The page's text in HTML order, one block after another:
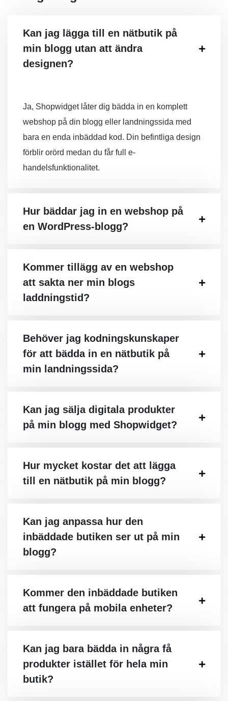
Kan jag lägga till en nätbutik på
min blogg utan att ändra
designen?
Ja, Shopwidget låter dig bädda in en komplett
webshop på din blogg eller landningssida med
bara en enda inbäddad kod. Din befintliga design
förblir orörd medan du får full e-
handelsfunktionalitet.
Hur bäddar jag in en webshop på
en WordPress-blogg?
Kommer tillägg av en webshop
att sakta ner min blogs
laddningstid?
Behöver jag kodningskunskaper
för att bädda in en nätbutik på
min landningssida?
Kan jag sälja digitala produkter
på min blogg med Shopwidget?
Hur mycket kostar det att lägga
till en nätbutik på min blogg?
Kan jag anpassa hur den
inbäddade butiken ser ut på min
blogg?
Kommer den inbäddade butiken
att fungera på mobila enheter?
Kan jag bara bädda in några få
produkter istället för hela min
butik?